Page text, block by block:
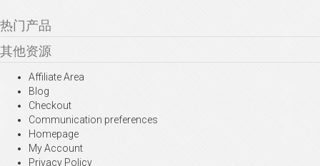
热门产品
其他资源
Affiliate Area
Blog
Checkout
Communication preferences
Homepage
My Account
Privacy Policy